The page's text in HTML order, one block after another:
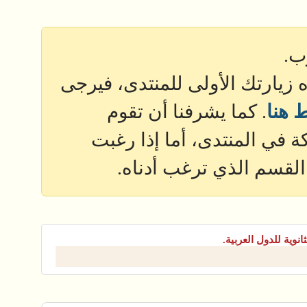
زيارتك الأولى للمنتدى، فيرجى
هنا. كما يشرفنا أن تقوم
في المنتدى، أما إذا رغبت
القسم الذي ترغب أدناه.
للدول العربية.